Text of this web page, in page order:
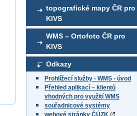
topografické mapy ČR pro
KIVS
WMS – Ortofoto ČR pro
KIVS
Odkazy
Prohlížecí služby - WMS - úvod
Přehled aplikací – klientů
vhodných pro využití WMS
souřadnicové systémy
webové stránky ČÚZK